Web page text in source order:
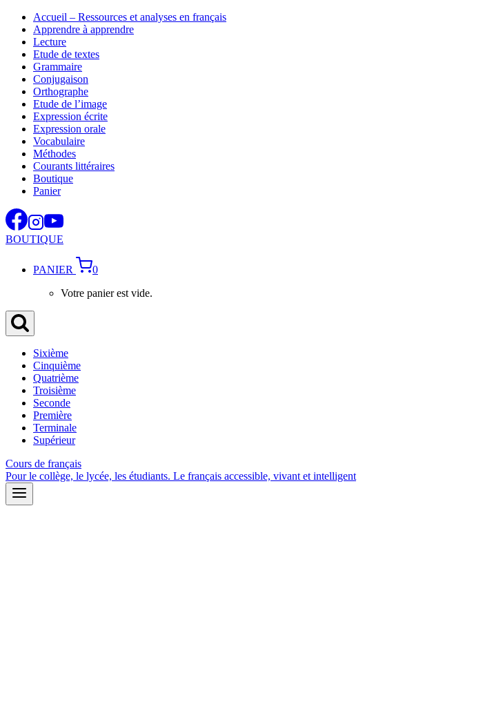
Aller
contenu
Accueil – Ressources et analyses en français
Apprendre à apprendre
Lecture
Etude de textes
Grammaire
Conjugaison
Orthographe
Etude de l’image
Expression écrite
Expression orale
Vocabulaire
Méthodes
Courants littéraires
Boutique
Panier
BOUTIQUE
PANIER
0
Votre panier est vide.
Sixième
Cinquième
Quatrième
Troisième
Seconde
Première
Terminale
Supérieur
Cours de français
Pour le collège, le lycée, les étudiants. Le français accessible, vivant et intelligent